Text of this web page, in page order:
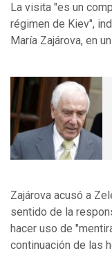
La visita "es un
régimen de Kiev",
María Zajárova, en
Zajárova acusó a
sentido de la
hacer uso de
continuación de las